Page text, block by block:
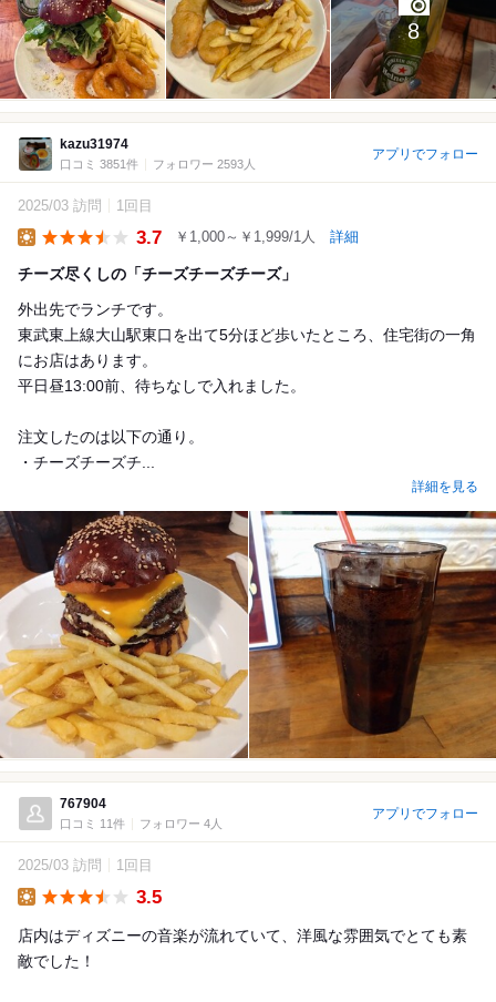
8
kazu31974
口コミ 3851件 フォロワー 2593人
アプリでフォロー
2025/03 訪問 1回目
3.7 ￥1,000～￥1,999/1人 詳細
チーズ尽くしの「チーズチーズチーズ」
外出先でランチです。
東武東上線大山駅東口を出て5分ほど歩いたところ、住宅街の一角
にお店はあります。
平日昼13:00前、待ちなしで入れました。
注文したのは以下の通り。
・チーズチーズチ...
詳細を見る
767904
口コミ 11件 フォロワー 4人
アプリでフォロー
2025/03 訪問 1回目
3.5
店内はディズニーの音楽が流れていて、洋風な雰囲気でとても素
敵でした！